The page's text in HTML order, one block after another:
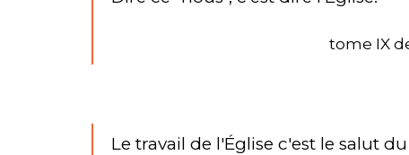
tome IX
Le travail de l'Église c'est le salut